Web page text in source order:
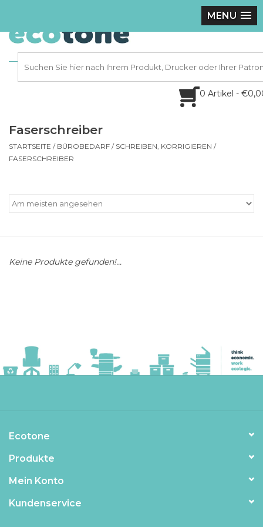
MENU
0 Artikel -
Faserschreiber
STARTSEITE / BÜROBEDARF / SCHREIBEN, KORRIGIEREN /
FASERSCHREIBER
Keine Produkte gefunden!...
Ecotone
Produkte
Mein Konto
Kundenservice